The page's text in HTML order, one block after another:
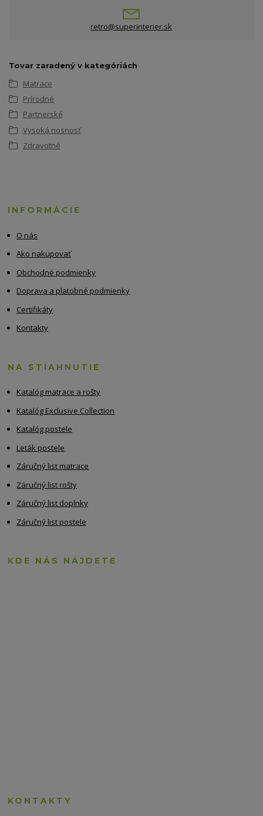
retro@superinterier.sk
Tovar zaradený v kategóriách
Matrace
Prírodné
Partnerské
Vysoká nosnosť
Zdravotné
INFORMÁCIE
O nás
Ako nakupovať
Obchodné podmienky
Doprava a platobné podmienky
Certifikáty
Kontakty
NA STIAHNUTIE
Katalóg matrace a rošty
Katalóg Exclusive Collection
Katalóg postele
Leták postele
Záručný list matrace
Záručný list rošty
Záručný list doplnky
Záručný list postele
KDE NÁS NÁJDETE
KONTAKTY